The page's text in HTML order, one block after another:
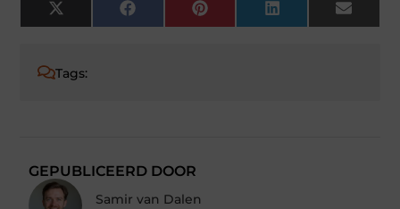
X
(Twitter)
Facebook Pinterest LinkedIn Email
Tags:
GEPUBLICEERD DOOR
Samir van Dalen